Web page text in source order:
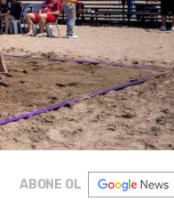
ABONE OL